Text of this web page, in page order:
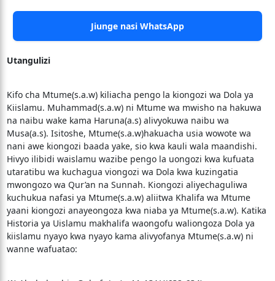
Jiunge nasi WhatsApp
Utangulizi
Kifo cha Mtume(s.a.w) kiliacha pengo la kiongozi wa Dola ya
Kiislamu. Muhammad(s.a.w) ni Mtume wa mwisho na hakuwa
na naibu wake kama Haruna(a.s) alivyokuwa naibu wa
Musa(a.s). Isitoshe, Mtume(s.a.w)hakuacha usia wowote wa
nani awe kiongozi baada yake, sio kwa kauli wala maandishi.
Hivyo ilibidi waislamu wazibe pengo la uongozi kwa kufuata
utaratibu wa kuchagua viongozi wa Dola kwa kuzingatia
mwongozo wa Qur’an na Sunnah. Kiongozi aliyechaguliwa
kuchukua nafasi ya Mtume(s.a.w) aliitwa Khalifa wa Mtume
yaani kiongozi anayeongoza kwa niaba ya Mtume(s.a.w). Katika
Historia ya Uislamu makhalifa waongofu waliongoza Dola ya
kiislamu nyayo kwa nyayo kama alivyofanya Mtume(s.a.w) ni
wanne wafuatao: